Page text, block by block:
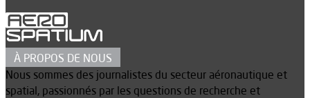
À PROPOS DE NOUS
Nous sommes des journalistes du secteur aéronautique et
spatial, passionnés par les questions de recherche et